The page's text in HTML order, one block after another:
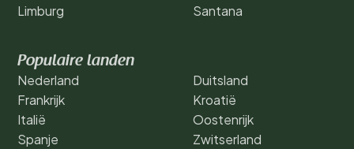
Limburg
Santana
Populaire landen
Nederland
Frankrijk
Italië
Spanje
Duitsland
Kroatië
Oostenrijk
Zwitserland